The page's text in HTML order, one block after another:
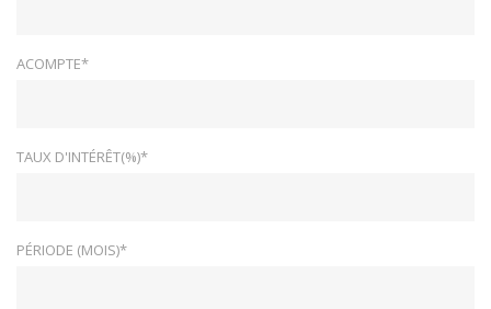
ACOMPTE*
TAUX D'INTÉRÊT(%)*
PÉRIODE (MOIS)*